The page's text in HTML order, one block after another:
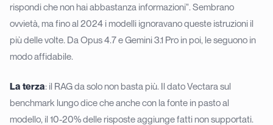
rispondi che non hai abbastanza informazioni". Sembrano
ovvietà, ma fino al 2024 i modelli ignoravano queste istruzioni il
più delle volte. Da Opus 4.7 e Gemini 3.1 Pro in poi, le seguono in
modo affidabile.
La terza: il RAG da solo non basta più. Il dato Vectara sul
benchmark lungo dice che anche con la fonte in pasto al
modello, il 10-20% delle risposte aggiunge fatti non supportati.